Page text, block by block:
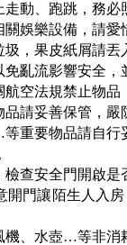
動、跑跳，務必
娛樂設備，請愛
，果皮紙屑請
亂流影響安全
空法規禁止物
請妥善保管，嚴
重要物品請自
查安全門開啟
門讓陌生人入
、水壺…等非消